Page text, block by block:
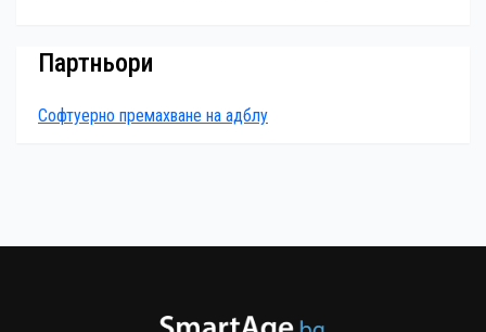
Партньори
Софтуерно премахване на адблу